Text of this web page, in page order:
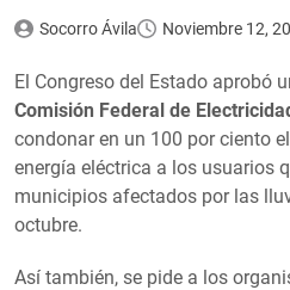
Socorro Ávila Noviembre 12,
El Congreso del Estado aprobó
Comisión Federal de
condonar en un 100 por ciento
energía eléctrica a los usuarios
municipios afectados por las
octubre.
Así también, se pide a los